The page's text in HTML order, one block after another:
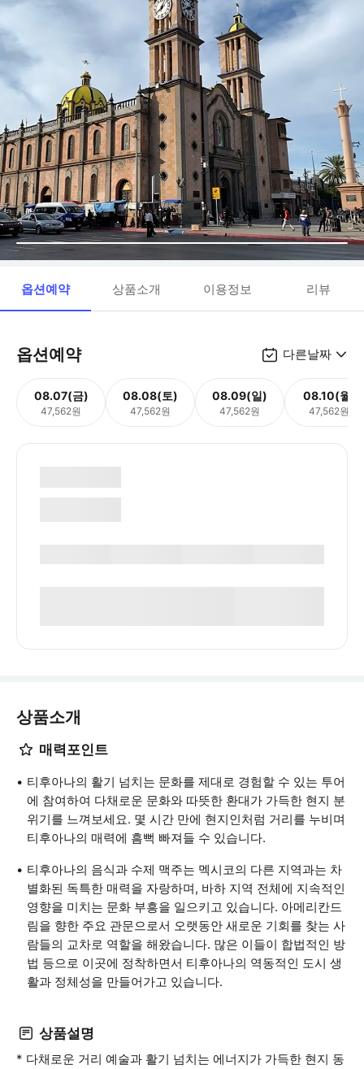
옵션예약 상품소개 이용정보 리뷰
옵션예약 다른날짜
08.07(금)
47,562원
08.08(토)
47,562원
08.09(일)
47,562원
08.10(월)
47,562원
상품소개
매력포인트
티후아나의 활기 넘치는 문화를 제대로 경험할 수 있는 투어
에 참여하여 다채로운 문화와 따뜻한 환대가 가득한 현지 분
위기를 느껴보세요. 몇 시간 만에 현지인처럼 거리를 누비며
티후아나의 매력에 흠뻑 빠져들 수 있습니다.
티후아나의 음식과 수제 맥주는 멕시코의 다른 지역과는 차
별화된 독특한 매력을 자랑하며, 바하 지역 전체에 지속적인
영향을 미치는 문화 부흥을 일으키고 있습니다. 아메리칸드
림을 향한 주요 관문으로서 오랫동안 새로운 기회를 찾는 사
람들의 교차로 역할을 해왔습니다. 많은 이들이 합법적인 방
법 등으로 이곳에 정착하면서 티후아나의 역동적인 도시 생
활과 정체성을 만들어가고 있습니다.
상품설명
* 다채로운 거리 예술과 활기 넘치는 에너지가 가득한 현지 동